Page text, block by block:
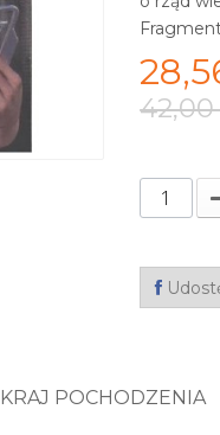
42,00
KRAJ POCHODZENIA